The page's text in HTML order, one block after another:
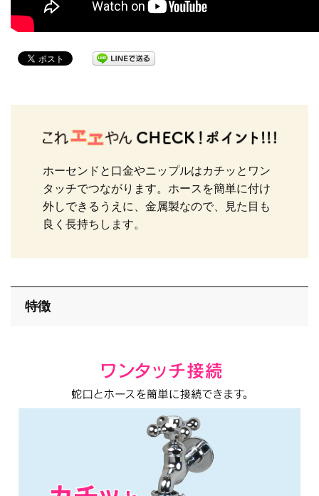
ホーセンドと口金やニップルはカチッとワン
タッチでつながります。ホースを簡単に付け
外しできるうえに、金属製なので、見た目も
良く長持ちします。
特徴
キッチン
エクステリア